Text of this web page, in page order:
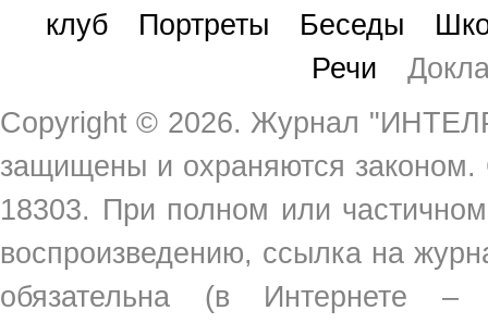
клуб
Портреты Беседы
Речи
Copyright © 2026. Журнал
защищены и охраняются
18303. При полном или
воспроизведению, ссылка на
обязательна (в Интернете